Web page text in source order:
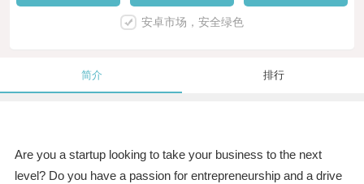
安卓市场，安全绿色
简介 排行
Are you a startup looking to take your business to the next
level? Do you have a passion for entrepreneurship and a drive